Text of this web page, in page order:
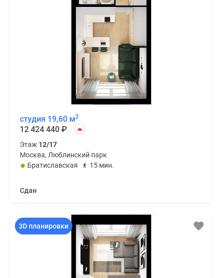
студия 19,60 м2
12 424 440 ₽
Этаж 12/17
Москва, Люблинский парк
Братиславская
15 мин.
Сдан
3D планировки